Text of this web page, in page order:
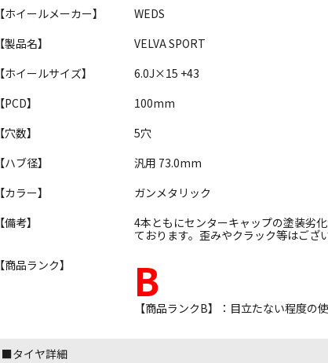
【ホイールメーカー】
WEDS
【製品名】
VELVA SPORT
【ホイールサイズ】
6.0J×15 +43
【PCD】
100mm
【穴数】
5穴
【ハブ径】
汎用 73.0mm
【カラー】
ガンメタリック
【備考】
4本ともにセンターキャップの塗装劣
ております。歪みやクラック等はござ
【商品ランク】
B
【商品ランクB】：目立たない程度の
■タイヤ詳細